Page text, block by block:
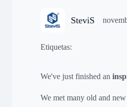
SteviS
Etiquetas:
We've just finished an
We met many old and